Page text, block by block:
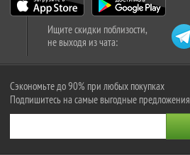
Ищите скидки поблизости,
не выходя из чата:
Сэкономьте до 90% при любых покупках
Подпишитесь на самые выгодные предложения